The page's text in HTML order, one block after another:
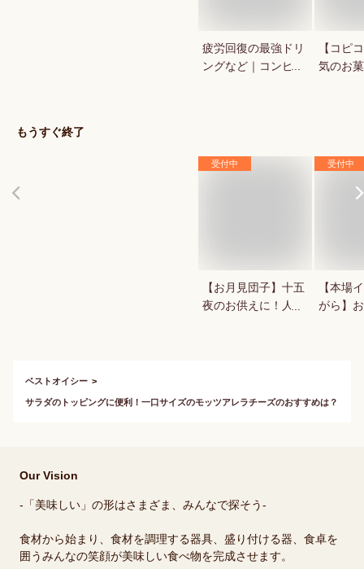
疲労回復の最強ドリ
ングなど｜コンビ
【コピ
気のお
もうすぐ終了
受付中
【お月見団子】十五
夜のお供えに！人気
受付中
【本場
がら】
ベストオイシー
サラダのトッピングに便利！一口サイズのモッツアレラチーズのおすすめは？
Our Vision
-「美味しい」の形はさまざま、みんなで探そう-
食材から始まり、食材を調理する器具、盛り付ける器、食卓を
囲うみんなの笑顔が美味しい食べ物を完成させます。